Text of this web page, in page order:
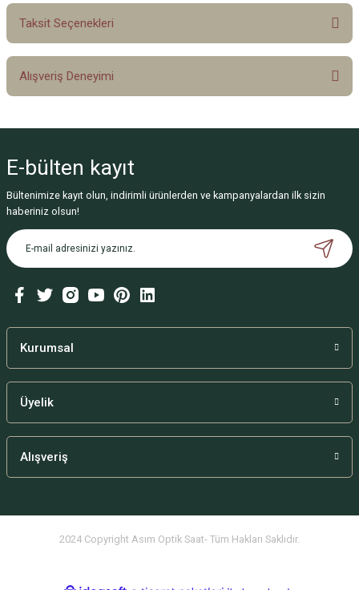
Ürün hakkında henüz soru sorulmamış.
Taksit Seçenekleri
Alışveriş Deneyimi
Deneyimini Paylaş
E-bülten kayıt
Bültenimize kayıt olun, indirimli ürünlerden ve kampanyalardan ilk sizin
haberiniz olsun!
Kurumsal
Üyelik
Alışveriş
2024 Copyright Asım Optik Saat- Tüm Hakları Saklıdır.